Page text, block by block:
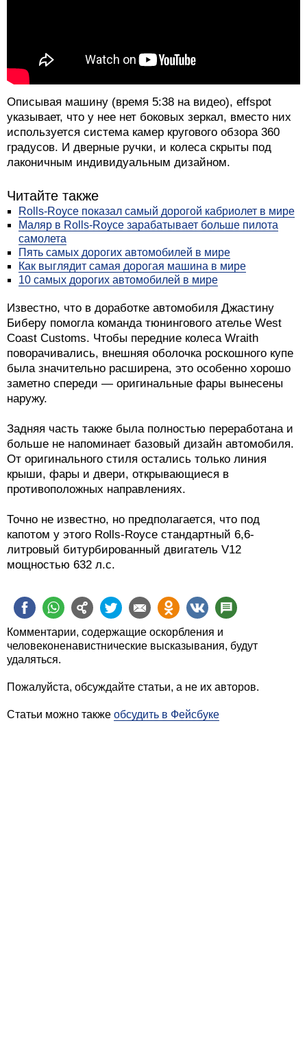
Описывая машину (время 5:38 на видео), effspot
указывает, что у нее нет боковых зеркал, вместо них
используется система камер кругового обзора 360
градусов. И дверные ручки, и колеса скрыты под
лаконичным индивидуальным дизайном.
Rolls-Royce показал самый дорогой кабриолет в мире
Маляр в Rolls-Royce зарабатывает больше пилота
самолета
Пять самых дорогих автомобилей в мире
Как выглядит самая дорогая машина в мире
10 самых дорогих автомобилей в мире
Известно, что в доработке автомобиля Джастину
Биберу помогла команда тюнингового ателье West
Coast Customs. Чтобы передние колеса Wraith
поворачивались, внешняя оболочка роскошного купе
была значительно расширена, это особенно хорошо
заметно спереди — оригинальные фары вынесены
Задняя часть также была полностью переработана и
больше не напоминает базовый дизайн автомобиля.
От оригинального стиля остались только линия
крыши, фары и двери, открывающиеся в
противоположных направлениях.
Точно не известно, но предполагается, что под
капотом у этого Rolls-Royce стандартный 6,6-
литровый битурбированный двигатель V12
мощностью 632 л.с.
Комментарии, содержащие оскорбления и
человеконенавистнические высказывания, будут
удаляться.
Пожалуйста, обсуждайте статьи, а не их авторов.
Статьи можно такжеобсудить в Фейсбуке